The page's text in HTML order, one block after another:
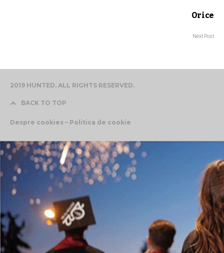
Orice
Next Post
2019 HUNTED. ALL RIGHTS RESERVED.
BACK TO TOP
Despre cookies – Politica de cookie